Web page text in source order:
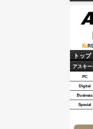
トップ
アスキ
PC
Digital
Business
Special